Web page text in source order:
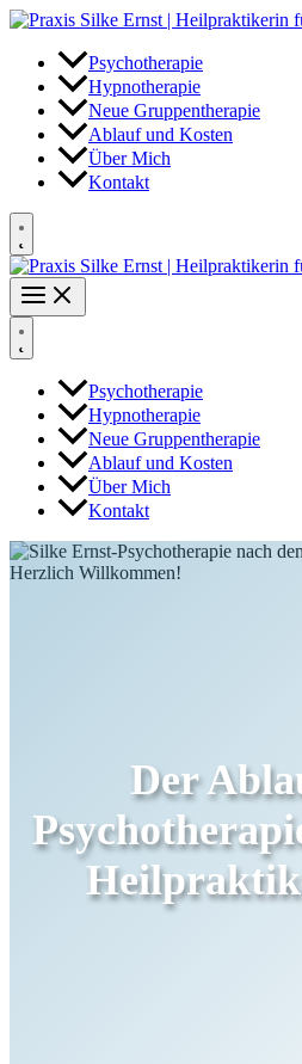
Zum
springen
Psychotherapie
Hypnotherapie
Neue Gruppentherapie
Ablauf und Kosten
Über Mich
Kontakt
Psychotherapie
Hypnotherapie
Neue Gruppentherapie
Ablauf und Kosten
Über Mich
Kontakt
Der